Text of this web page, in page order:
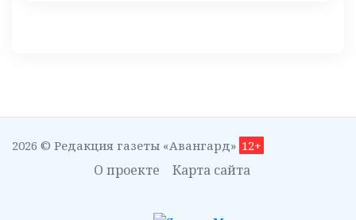
2026 © Редакция газеты «Авангард» 12+
О проекте Карта сайта